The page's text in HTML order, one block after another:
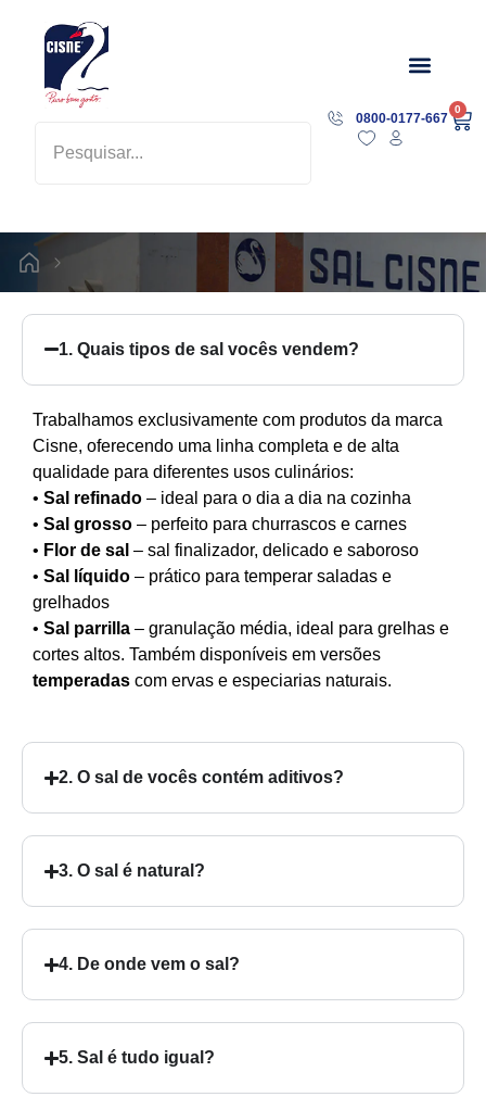
0800-0177-667
0
1. Quais tipos de sal vocês vendem?
Trabalhamos exclusivamente com produtos da marca
Cisne, oferecendo uma linha completa e de alta
qualidade para diferentes usos culinários:
• Sal refinado – ideal para o dia a dia na cozinha
• Sal grosso – perfeito para churrascos e carnes
• Flor de sal – sal finalizador, delicado e saboroso
• Sal líquido – prático para temperar saladas e
grelhados
• Sal parrilla – granulação média, ideal para grelhas e
cortes altos. Também disponíveis em versões
temperadas com ervas e especiarias naturais.
2. O sal de vocês contém aditivos?
3. O sal é natural?
4. De onde vem o sal?
5. Sal é tudo igual?